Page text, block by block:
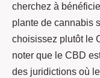
cherchez à
plante de cannabis
choisissez plutôt le
noter que le CBD
des juridictions où